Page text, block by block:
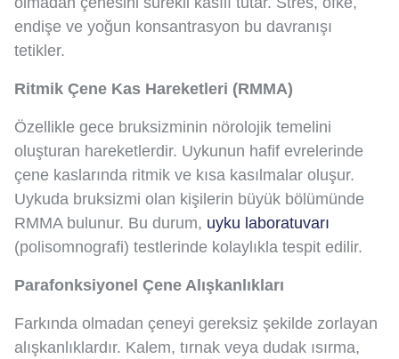
endişe ve yoğun konsantrasyon bu davranışı
tetikler.
Ritmik Çene Kas Hareketleri (RMMA)
Özellikle gece bruksizminin nörolojik temelini
oluşturan hareketlerdir. Uykunun hafif evrelerinde
çene kaslarında ritmik ve kısa kasılmalar oluşur.
Uykuda bruksizmi olan kişilerin büyük bölümünde
RMMA bulunur. Bu durum, uyku laboratuvarı
(polisomnografi) testlerinde kolaylıkla tespit edilir.
Parafonksiyonel Çene Alışkanlıkları
Farkında olmadan çeneyi gereksiz şekilde zorlayan
alışkanlıklardır. Kalem, tırnak veya dudak ısırma,